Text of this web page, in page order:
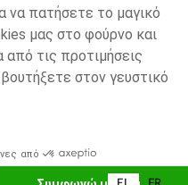
να πατήσετε το μαγικό
μας στο φούρνο και
τις προτιμήσεις
στον γευστικό
από
17
με
cookies
συμμορφούμενη
και στο σύστημα
Ηλεκτρονικού Εμπορίου.